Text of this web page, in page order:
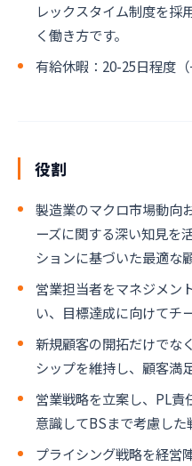
レックスタイム制度を採
く働き方です。
有給休暇：20-25日程度
役割
製造業のマクロ市場動向
ーズに関する深い知見を
ションに基づいた最適な
営業担当者をマネジメン
い、目標達成に向けてチ
新規顧客の開拓だけでな
シップを維持し、顧客満
営業戦略を立案し、PL責
意識してBSまで考慮し
プライシング戦略を経営